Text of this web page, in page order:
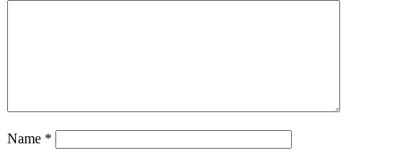
Name *